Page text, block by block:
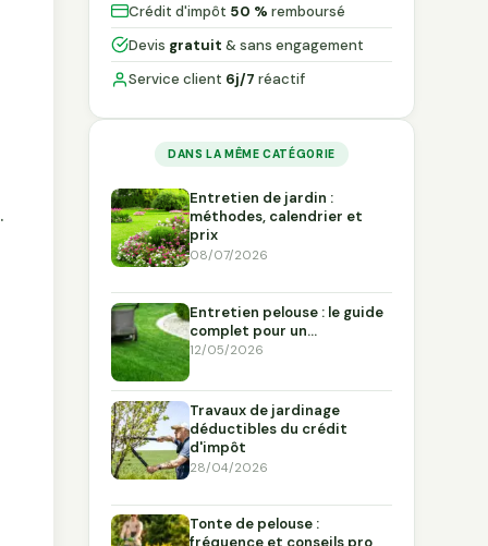
Crédit d'impôt 50 % remboursé
Devis gratuit & sans engagement
Service client 6j/7 réactif
DANS LA MÊME CATÉGORIE
Entretien de jardin :
méthodes, calendrier et
prix
08/07/2026
Entretien pelouse : le guide
complet pour un…
12/05/2026
Travaux de jardinage
déductibles du crédit
d'impôt
28/04/2026
Tonte de pelouse :